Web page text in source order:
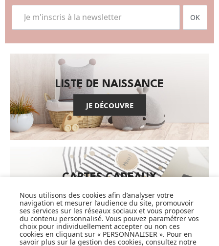
OK
LISTE DE NAISSANCE
JE DÉCOUVRE
CARTES CADEAUX
JE DÉCOUVRE
Nous utilisons des cookies afin d’analyser votre
navigation et mesurer l’audience du site, promouvoir
ses services sur les réseaux sociaux et vous proposer
du contenu personnalisé. Vous pouvez paramétrer vos
choix pour individuellement accepter ou non ces
cookies en cliquant sur « PERSONNALISER ». Pour en
savoir plus sur la gestion des cookies, consultez notre